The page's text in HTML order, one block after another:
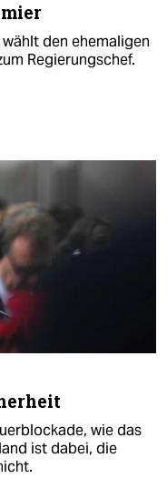
den ehemaligen
Regierungschef.
wie das
ist dabei, die